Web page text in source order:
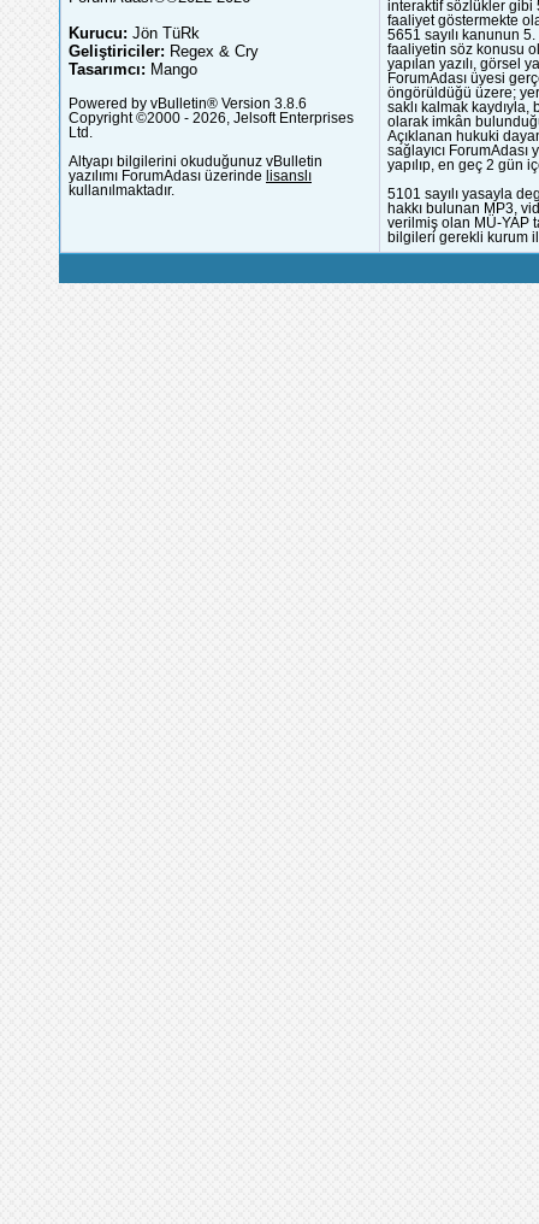
Kurucu: Jön TüRk
Geliştiriciler: Regex & Cry
Tasarımcı: Mango
Powered by vBulletin® Version 3.8.6
Copyright ©2000 - 2026, Jelsoft Enterprises
Ltd.
Altyapı bilgilerini okuduğunuz vBulletin
yazılımı ForumAdası üzerinde lisanslı
kullanılmaktadır.
interaktif sözlükler gibi
faaliyet göstermekte
5651 sayılı kanunun
faaliyetin söz konusu
yapılan yazılı, görsel
ForumAdası üyesi
öngörüldüğü üzere;
saklı kalmak
olarak imkân
Açıklanan hukuki
sağlayıcı
yapılıp, en geç 2 gün
5101 sayılı yasayla
hakkı bulunan MP3,
verilmiş olan MÜ-YAP
bilgileri gerekli kurum